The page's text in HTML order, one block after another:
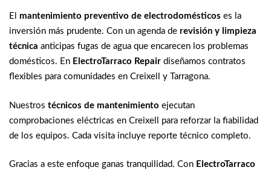
El mantenimiento preventivo de electrodomésticos es la
inversión más prudente. Con un agenda de revisión y limpieza
técnica anticipas fugas de agua que encarecen los problemas
domésticos. En ElectroTarraco Repair diseñamos contratos
flexibles para comunidades en Creixell y Tarragona.
Nuestros técnicos de mantenimiento ejecutan
comprobaciones eléctricas en Creixell para reforzar la fiabilidad
de los equipos. Cada visita incluye reporte técnico completo.
Gracias a este enfoque ganas tranquilidad. Con ElectroTarraco